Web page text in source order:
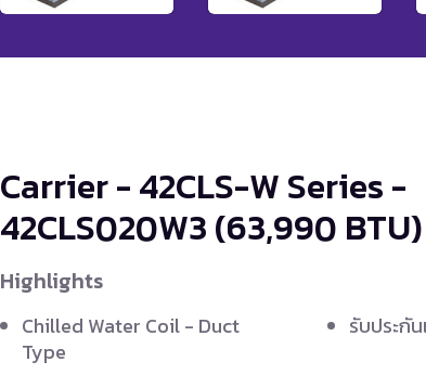
Carrier - 42CLS-W Series -
42CLS020W3(63,990 BTU)
Highlights
Chilled Water Coil - Duct
Type
รับประกั